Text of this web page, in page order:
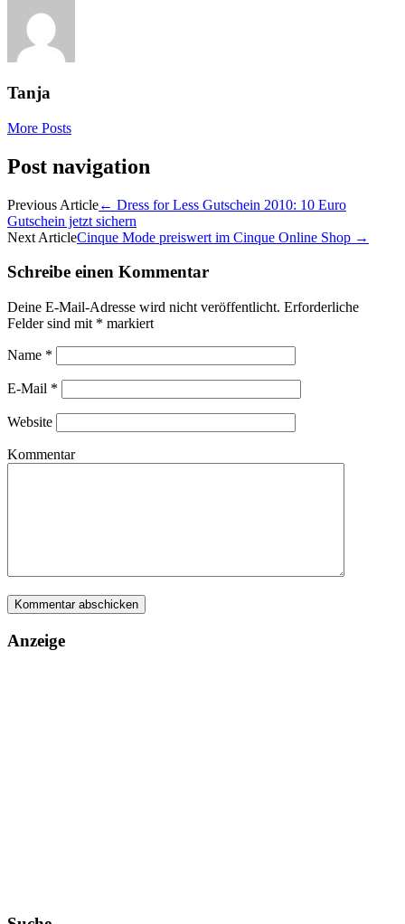
Tanja
More Posts
Post navigation
Previous Article← Dress for Less Gutschein 2010: 10 Euro
Gutschein jetzt sichern
Next ArticleCinque Mode preiswert im Cinque Online Shop →
Schreibe einen Kommentar
Deine E-Mail-Adresse wird nicht veröffentlicht. Erforderliche
Felder sind mit * markiert
Name *
E-Mail *
Website
Kommentar
Anzeige